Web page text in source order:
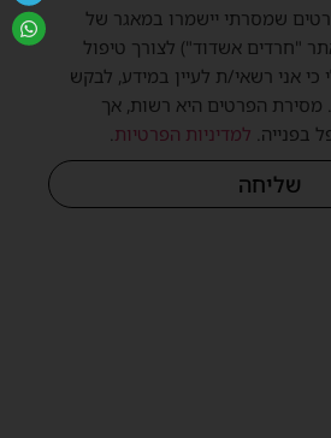
שמסרתי יישמרו במאגר של
"חרדים אשדוד") לצורך טיפול
כי אני רשאי/ת לעיין במידע, לבקש
מסירת הפרטים היא רשות, אך
בפנייה. למדיניות הפרטיות.
שליחה